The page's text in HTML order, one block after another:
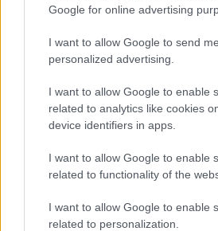
Google for online advertising
I want to allow Google to send me
personalized advertising.
I want to allow Google to enable
related to analytics like cookies
device identifiers in apps.
I want to allow Google to enable
related to functionality of the
I want to allow Google to enable
related to personalization.
Migliori cliniche di
in Europa: classifica dei
pe…
Incendi, a San Pasquale
l’inaugurazione
Andrea Mura conquista
partecipazione per il suo
Calangianus, allarme sul